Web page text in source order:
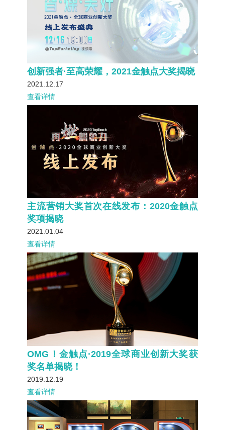
创新强者·至高荣耀，2021金触点大奖揭晓
2021.12.17
查看详情
主流营销大奖首次在线发布：2020金触点
奖项揭晓
2021.01.04
查看详情
OMG！金触点·2019全球商业创新大奖获
奖名单揭晓！
2019.12.19
查看详情